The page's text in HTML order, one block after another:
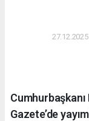
Cumhurbaşkanı
Gazete’de